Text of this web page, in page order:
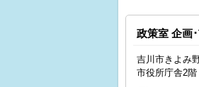
政策室 企画
吉川市きよみ
市役所庁舎2階